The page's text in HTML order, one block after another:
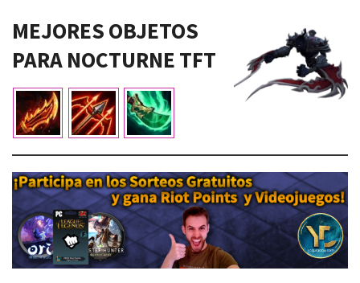
MEJORES OBJETOS
PARA NOCTURNE TFT